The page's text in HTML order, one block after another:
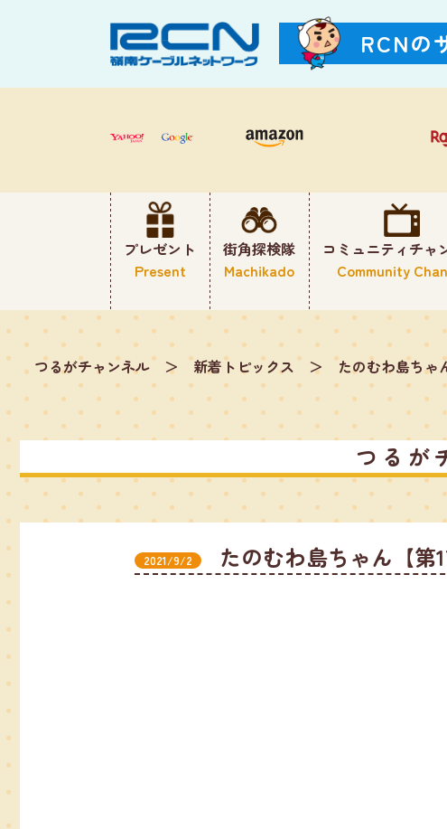
RCNの
プレゼント
Present
街角探検隊
Machikado
コミュニティチャ
Community
つるがチャンネル ＞ 新着トピックス ＞ たのむわ島ちゃ
つるが
2021/9/2 たのむわ島ちゃん【第